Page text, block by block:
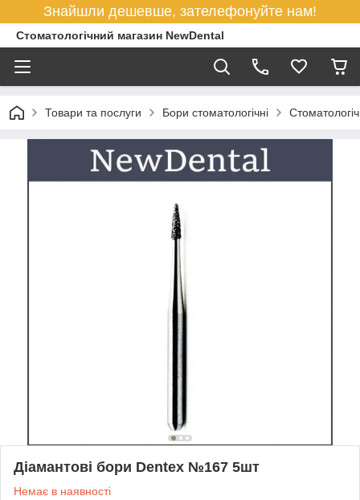
Знайшли дешевше, зателефонуйте нам!
Стоматологічний магазин NewDental
Товари та послуги Бори стоматологічні
Діамантові бори Dentex №167 5шт
Немає в наявності